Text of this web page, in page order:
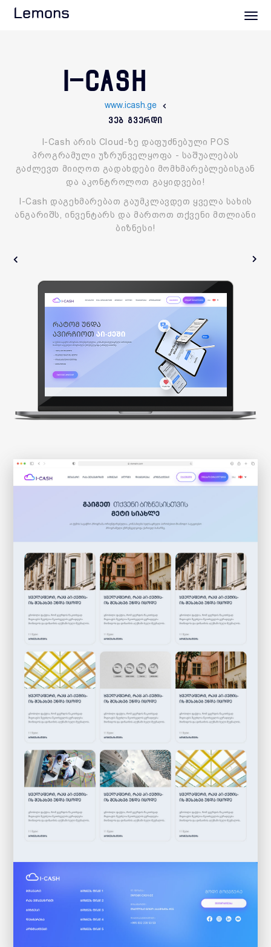
Lemons
I-CASH
www.icash.ge
ვებ გვერდი
I-Cash არის Cloud-ზე დაფუძნებული POS
პროგრამული უზრუნველყოფა - საშუალებას
გაძლევთ მიიღოთ გადახდები მომხმარებლებისგან
და აკონტროლოთ გაყიდვები!
I-Cash დაგეხმარებათ გაუმკლავდეთ ყველა სახის
ანგარიშს, ინვენტარს და მართოთ თქვენი მთლიანი
ბიზნესი!